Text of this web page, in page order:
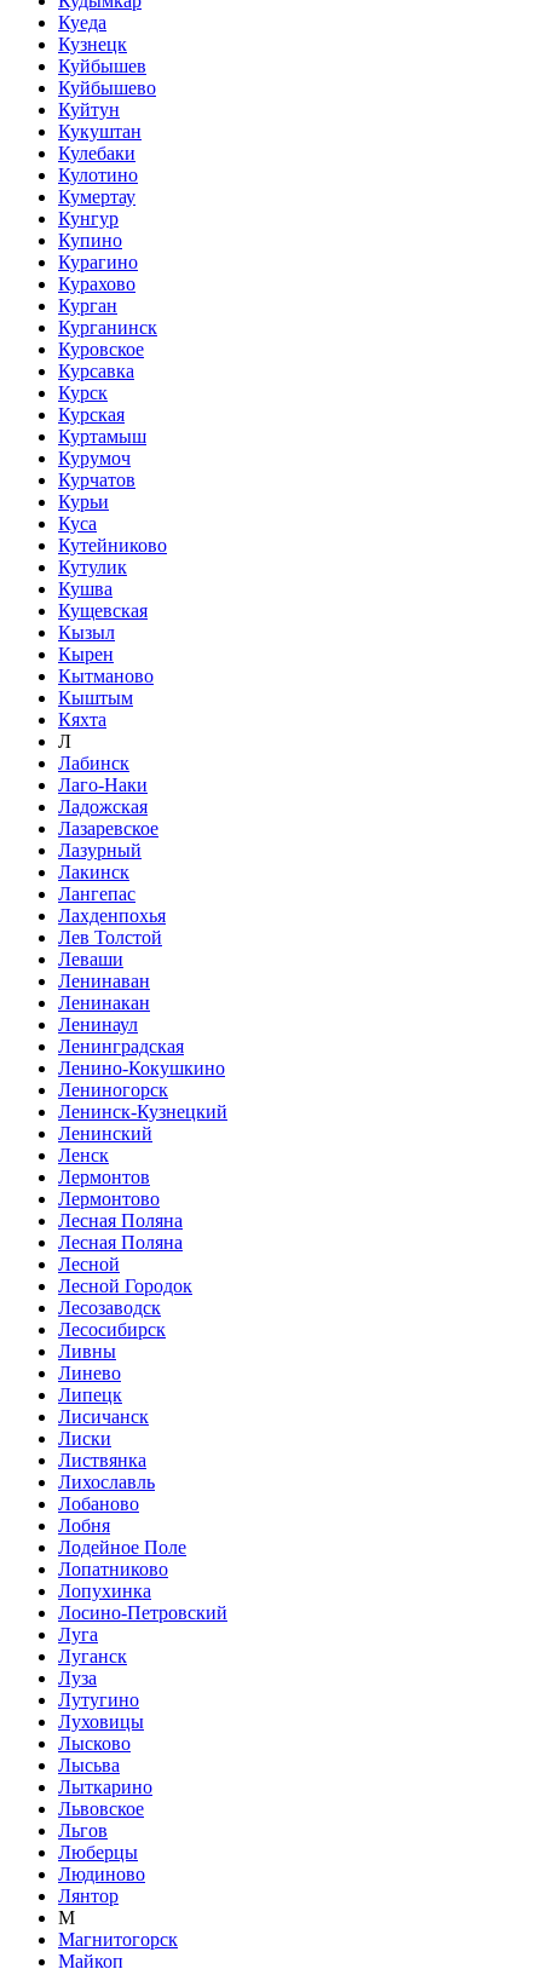
Куеда
Кузнецк
Куйбышев
Куйбышево
Куйтун
Кукуштан
Кулебаки
Кулотино
Кумертау
Кунгур
Купино
Курагино
Курахово
Курган
Курганинск
Куровское
Курсавка
Курск
Курская
Куртамыш
Курумоч
Курчатов
Курьи
Куса
Кутейниково
Кутулик
Кушва
Кущевская
Кызыл
Кырен
Кытманово
Кыштым
Кяхта
Л
Лабинск
Лаго-Наки
Ладожская
Лазаревское
Лазурный
Лакинск
Лангепас
Лахденпохья
Лев Толстой
Леваши
Ленинаван
Ленинакан
Ленинаул
Ленинградская
Ленино-Кокушкино
Лениногорск
Ленинск-Кузнецкий
Ленинский
Ленск
Лермонтов
Лермонтово
Лесная Поляна
Лесная Поляна
Лесной
Лесной Городок
Лесозаводск
Лесосибирск
Ливны
Линево
Липецк
Лисичанск
Лиски
Листвянка
Лихославль
Лобаново
Лобня
Лодейное Поле
Лопатниково
Лопухинка
Лосино-Петровский
Луга
Луганск
Луза
Лутугино
Луховицы
Лысково
Лысьва
Лыткарино
Львовское
Льгов
Люберцы
Людиново
Лянтор
М
Магнитогорск
Майкоп